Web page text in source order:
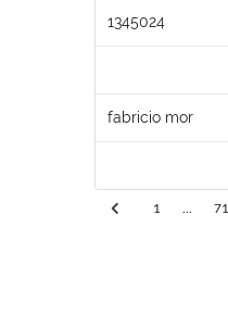
1345024
fabricio mor
1 71